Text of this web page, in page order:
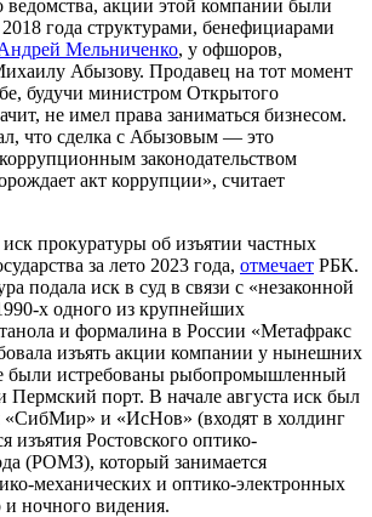
ведомства, акции этой компании были
года структурами, бенефициарами
Мельниченко, у офшоров,
Абызову. Продавец на тот момент
будучи министром Открытого
не имел права заниматься бизнесом.
что сделка с Абызовым — это
законодательством
акт коррупции», считает
прокуратуры об изъятии частных
за лето 2023 года, отмечает РБК.
подала иск в суд в связи с «незаконной
х одного из крупнейших
и формалина в России «Метафракс
изъять акции компании у нынешних
были истребованы рыбопромышленный
Пермский порт. В начале августа иск был
«СибМир» и «ИсНов» (входят в холдинг
Ростовского оптико-
(РОМЗ), который занимается
механических и оптико-электронных
ночного видения.